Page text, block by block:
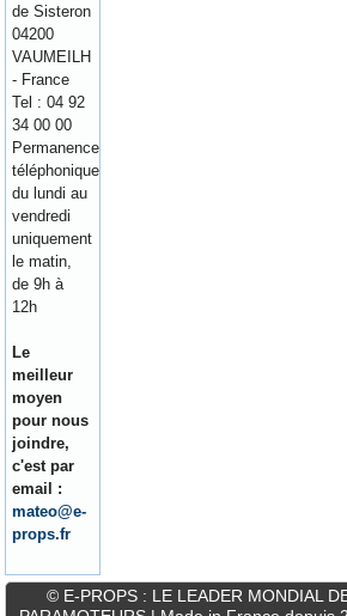
de Sisteron
04200
VAUMEILH
- France
Tel : 04 92
34 00 00
Permanence
téléphonique
du lundi au
vendredi
uniquement
le matin,
de 9h à
12h
Le
meilleur
moyen
pour nous
joindre,
c'est par
email :
mateo@e-
props.fr
© E-PROPS : LE LEADER MONDIAL